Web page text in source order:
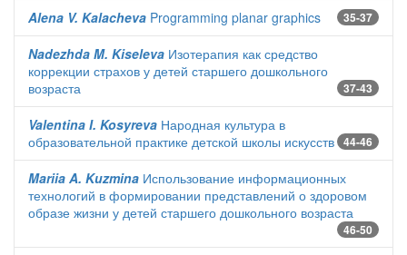
Alena V. Kalacheva Programming planar graphics 35-37
Nadezhda M. Kiseleva Изотерапия как средство
коррекции страхов у детей старшего дошкольного
возраста
37-43
Valentina I. Kosyreva Народная культура в
образовательной практике детской школы искусств 44-46
Mariia A. Kuzmina Использование информационных
технологий в формировании представлений о здоровом
образе жизни у детей старшего дошкольного возраста
46-50